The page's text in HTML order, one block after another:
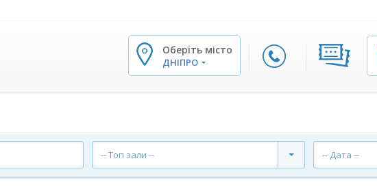
Оберіть місто
ДНІПРО
-- Топ зали -- -- Дата --